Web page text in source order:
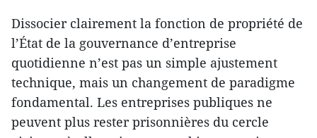
Dissocier clairement la fonction de propriété de
l’État de la gouvernance d’entreprise
quotidienne n’est pas un simple ajustement
technique, mais un changement de paradigme
fondamental. Les entreprises publiques ne
peuvent plus rester prisonnières du cercle